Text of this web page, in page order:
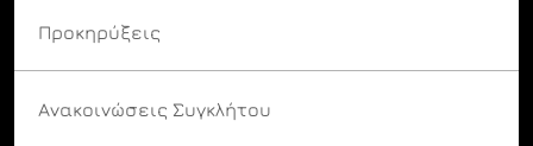
Προκηρύξεις
Ανακοινώσεις Συγκλήτου